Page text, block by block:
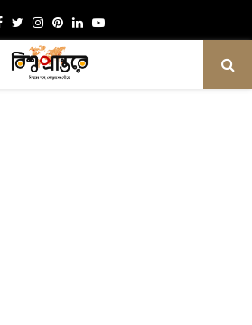
Facebook
TwitterInstagram
Pinterest
LinkedinYoutube